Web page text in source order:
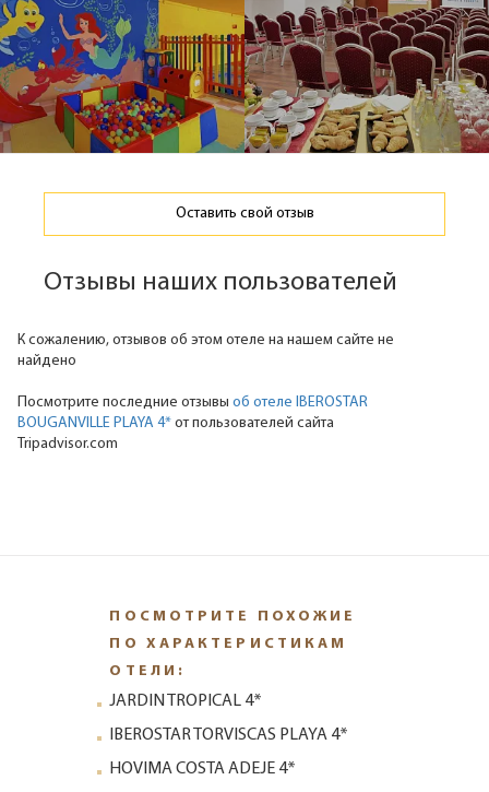
Оставить свой отзыв
Отзывы наших пользователей
К сожалению, отзывов об этом отеле на нашем сайте не
найдено
Посмотрите последние отзывы об отеле IBEROSTAR
BOUGANVILLE PLAYA 4* от пользователей сайта
Tripadvisor.com
ПОСМОТРИТЕ ПОХОЖИЕ
ПО ХАРАКТЕРИСТИКАМ
ОТЕЛИ:
JARDIN TROPICAL 4*
IBEROSTAR TORVISCAS PLAYA 4*
HOVIMA COSTA ADEJE 4*